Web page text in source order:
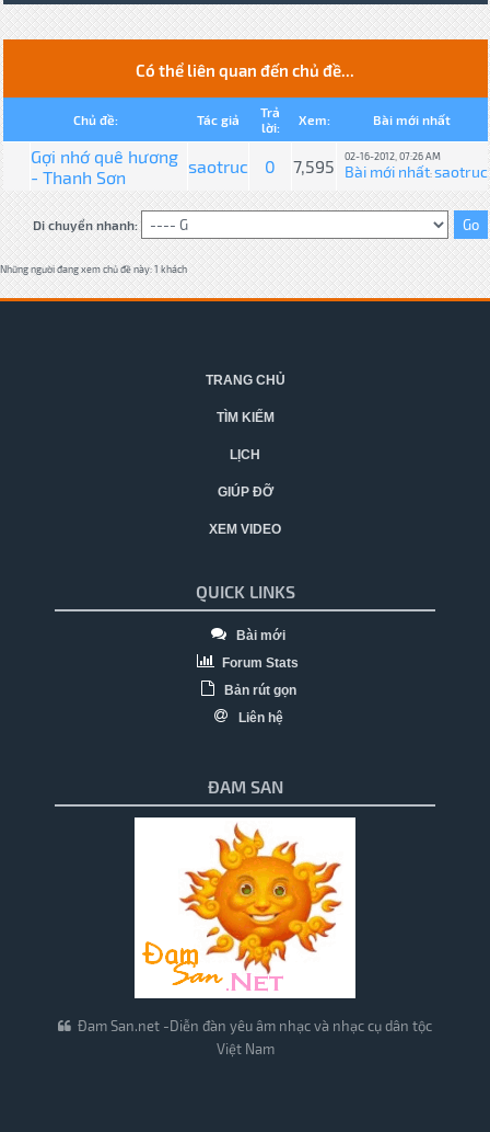
Có thể liên quan đến chủ đề...
Chủ đề: Tác giả
Trả
lời:
Xem: Bài mới nhất
Gợi nhớ quê hương
- Thanh Sơn
saotruc 0 7,595 02-16-2012, 07:26 AM
Bài mới nhất:saotruc
Di chuyển nhanh:
Những người đang xem chủ đề này: 1 khách
TRANG CHỦ
TÌM KIẾM
LỊCH
GIÚP ĐỠ
XEM VIDEO
QUICK LINKS
Bài mới
Forum Stats
Bản rút gọn
Liên hệ
ĐAM SAN
Đam San.net -Diễn đàn yêu âm nhạc và nhạc cụ dân tộc
Việt Nam